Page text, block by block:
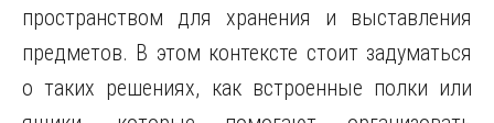
пространством для хранения и выставления
предметов. В этом контексте стоит задуматься
о таких решениях, как встроенные полки или